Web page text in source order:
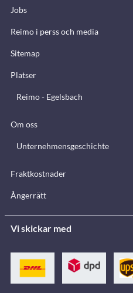
Jobs
Reimo i perss och media
Sitemap
Platser
Reimo - Egelsbach
Om oss
Unternehmensgeschichte
Fraktkostnader
Ångerrätt
Vi skickar med